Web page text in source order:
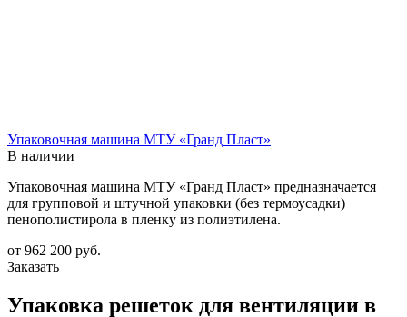
Упаковочная машина МТУ «Гранд Пласт»
В наличии
Упаковочная машина МТУ «Гранд Пласт» предназначается
для групповой и штучной упаковки (без термоусадки)
пенополистирола в пленку из полиэтилена.
от 962 200 руб.
Заказать
Упаковка решеток для вентиляции в